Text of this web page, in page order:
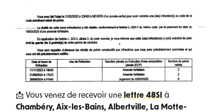
📩 Vous venez de recevoir une lettre 48SI à
Chambéry, Aix-les-Bains, Albertville, La Motte-